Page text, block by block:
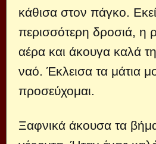
κάθισα στον πάγκο. Εκεί
περισσότερη δροσιά, η
αέρα και άκουγα καλά
ναό. Έκλεισα τα μάτια
προσεύχομαι.
Ξαφνικά άκουσα τα